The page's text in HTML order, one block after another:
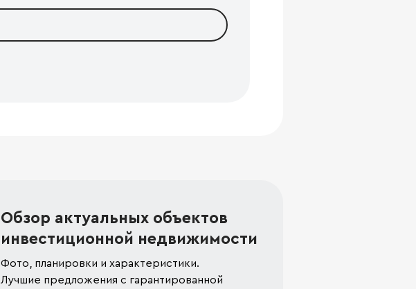
Обзор актуальных объектов
инвестиционной недвижимости
Фото, планировки и характеристики.
Лучшие предложения с гарантированной